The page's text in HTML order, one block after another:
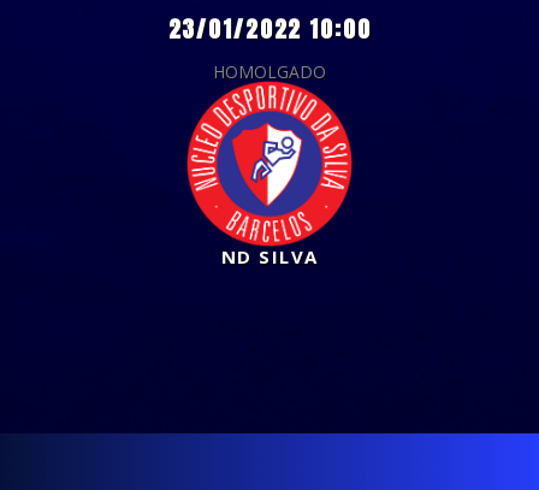
23/01/2022 10:00
HOMOLGADO
ND SILVA